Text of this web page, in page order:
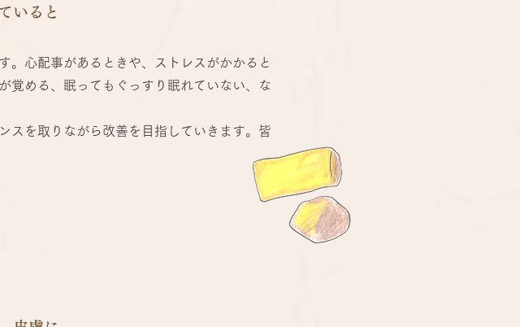
いると
。心配事があるときや、ストレスがかかると
覚める、眠ってもぐっすり眠れていない、な
スを取りながら改善を目指していきます。皆